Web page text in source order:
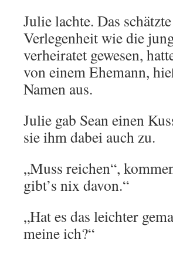
Julie lachte. Das
Verlegenheit wie die
verheiratet gewesen,
von einem Ehemann,
Namen aus.
Julie gab Sean einen
sie ihm dabei auch zu.
„Muss reichen“,
gibt’s nix davon.“
„Hat es das leichter
meine ich?“